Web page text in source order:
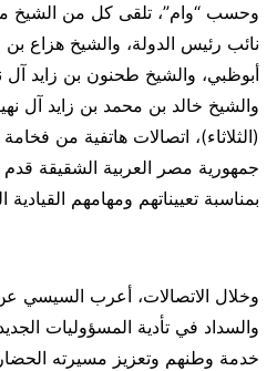
وحسب “وام”، تلقى كل من الشيخ
نائب رئيس الدولة، والشيخ هزاع بن
أبوظبي، والشيخ طحنون بن زايد آل
والشيخ خالد بن محمد بن زايد آل
(الثلاثاء)، اتصالات هاتفية من
جمهورية مصر العربية الشقيقة قدم
بمناسبة تعييناتهم ومهامهم القيادية
وخلال الاتصالات، أعرب السيسي عن
والسداد في تأدية المسؤوليات
خدمة وطنهم وتعزيز مسيرته